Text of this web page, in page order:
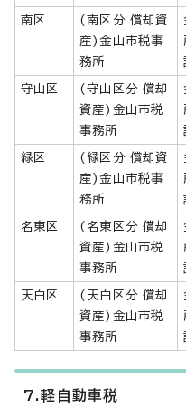
南区
(南区分 償却資
産)金山市税事
務所
守山区
(守山区分 償却
資産)金山市税
事務所
緑区
(緑区分 償却資
産)金山市税事
務所
名東区
(名東区分 償却
資産)金山市税
事務所
天白区
(天白区分 償却
資産)金山市税
事務所
7.軽自動車税